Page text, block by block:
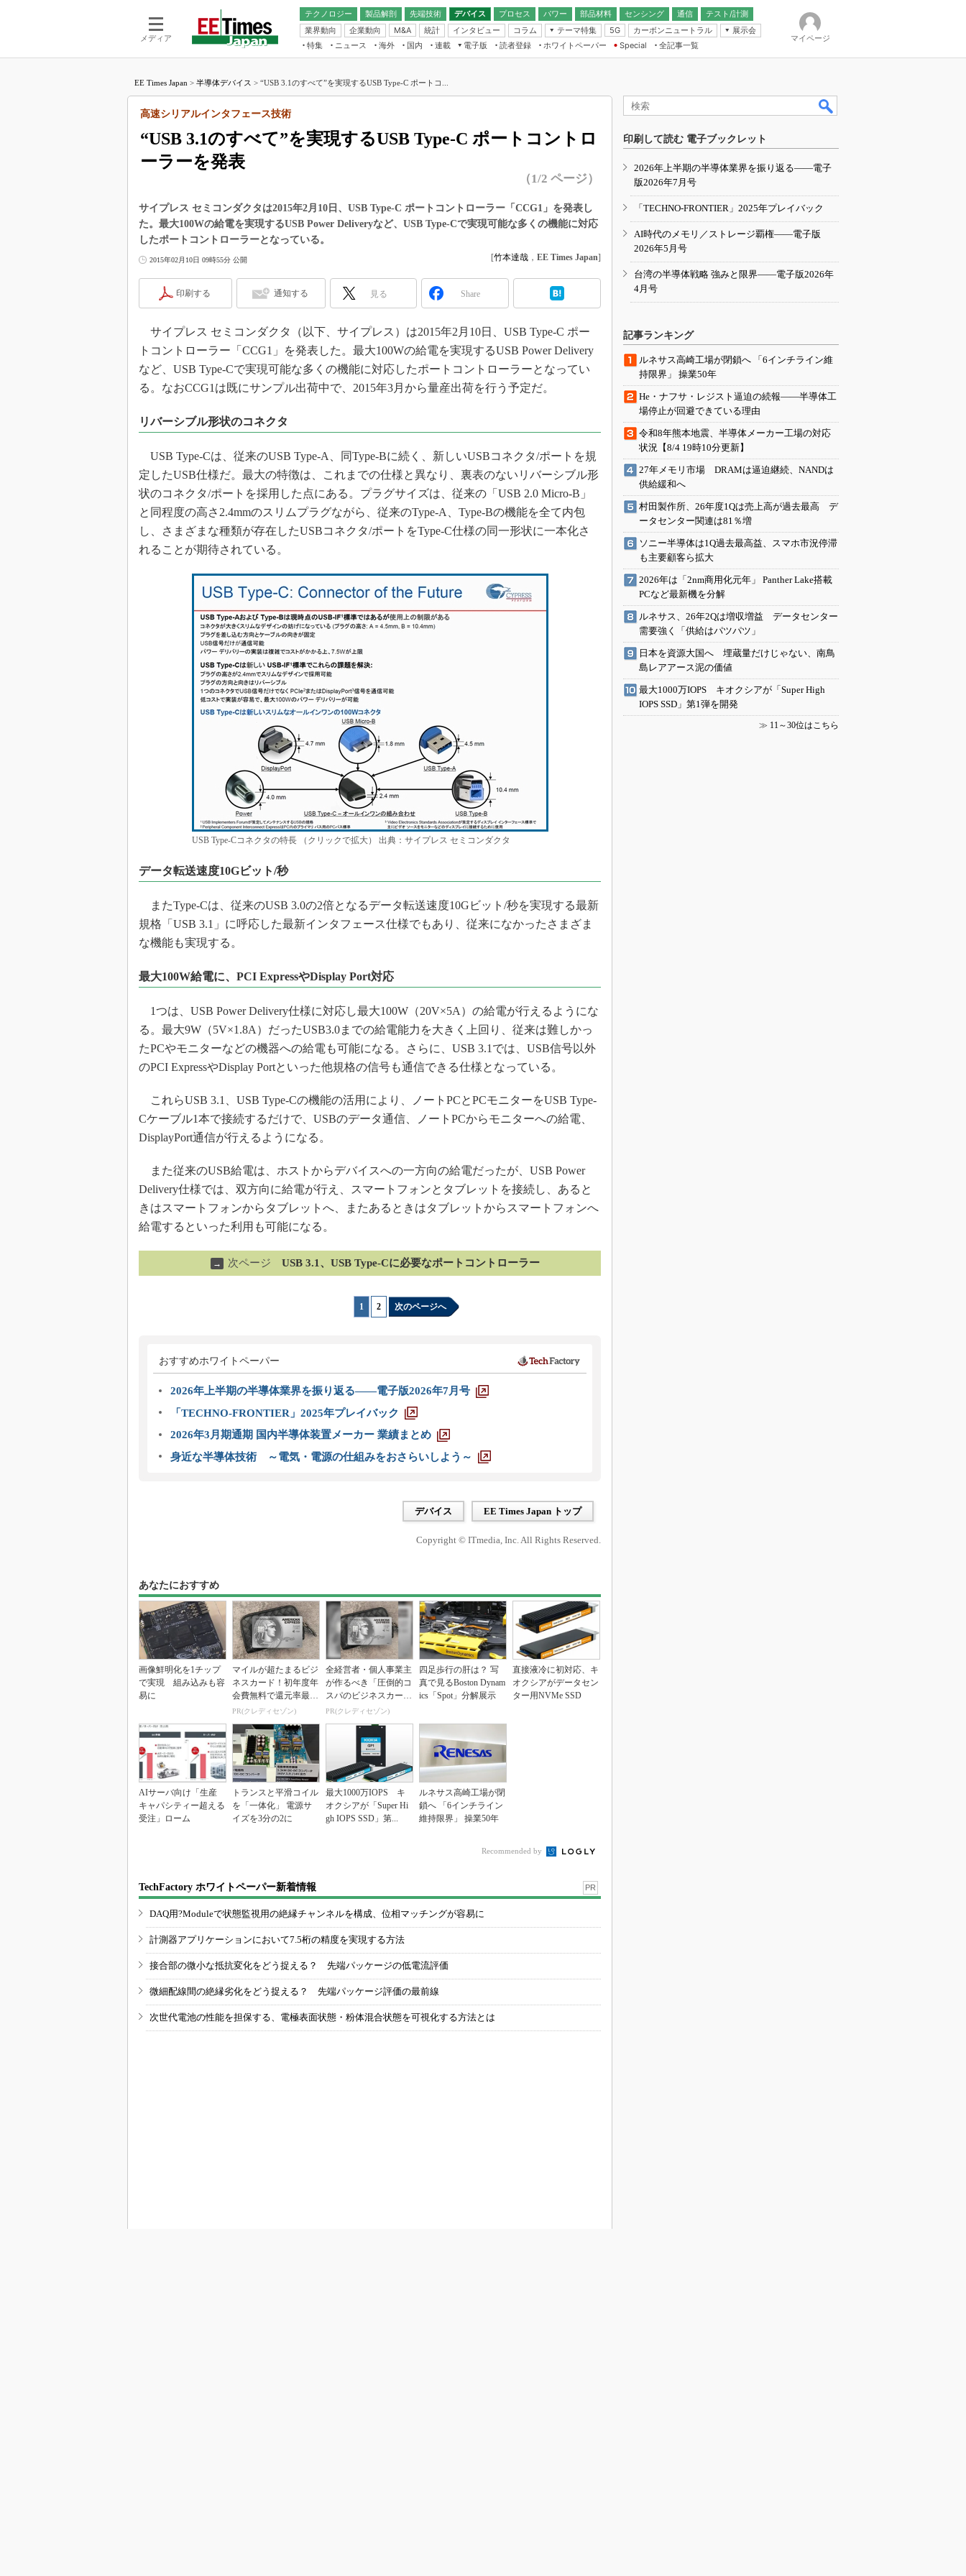
メディア
テクノロジー 製品解剖
先端技術
電池／エネルギー
デバイス
アナログ
マイコン
プロセス パワー 部品材料 センシング
通信
無線
テスト/計測
業界動向
企業動向 M&A 統計 インタビュー コラム
テーマ特集
フィジカルAI
読者調査（EE Times Research）
電源設計（EDN Japan）
エレクトロニクス入門（EDN
5G カーボンニュートラル
展示会
IoT・エッジコンピューティング
EXPO
TECHNO-FRONTIER
人とくるま展
特集 ニュース 海外 国内
連載
福田昭のデバイス通信
大山聡の業界スコープ
大原雄介のエレ・組み込みプレイバ
世界を「数字」で回してみよう
踊るバズワード ～Behind the
で起こること
製品分解で探るアジアの新トレンド
光伝送技術を知る
“異端児エンジニア”が仕掛けた社内
イノベーションは日本を救うのか
「英語に愛されないエンジニア」の
ための新行動論
電子版
電子ブックレット
読者登録 ホワイトペーパー
Special
全記事一覧
マイページ
EE Times Japan > 半導体デバイス > “USB 3.1のすべて”を実現するUSB Type-C ポートコ...
“USB 3.1のすべて”を実現するUSB Type-C ポートコントロ
ーラーを発表
高速シリアルインタフェース技術
（1/2 ページ）
サイプレス セミコンダクタは2015年2月10日、USB Type-C ポートコントローラー「CCG1」を発表し
た。最大100Wの給電を実現するUSB Power Deliveryなど、USB Type-Cで実現可能な多くの機能に対応
したポートコントローラーとなっている。
2015年02月10日 09時55分 公開 [竹本達哉 ， EE Times Japan]
印刷する 通知する 見る Share
サイプレス セミコンダクタ（以下、サイプレス）は2015年2月10日、USB Type-C ポー
トコントローラー「CCG1」を発表した。最大100Wの給電を実現するUSB Power Delivery
など、USB Type-Cで実現可能な多くの機能に対応したポートコントローラーとなってい
る。なおCCG1は既にサンプル出荷中で、2015年3月から量産出荷を行う予定だ。
リバーシブル形状のコネクタ
USB Type-Cは、従来のUSB Type-A、同Type-Bに続く、新しいUSBコネクタ/ポートを規
定したUSB仕様だ。最大の特徴は、これまでの仕様と異なり、裏表のないリバーシブル形
状のコネクタ/ポートを採用した点にある。プラグサイズは、従来の「USB 2.0 Micro-B」
と同程度の高さ2.4mmのスリムプラグながら、従来のType-A、Type-Bの機能を全て内包
し、さまざまな種類が存在したUSBコネクタ/ポートをType-C仕様の同一形状に一本化さ
れることが期待されている。
USB Type-Cコネクタの特長 （クリックで拡大） 出典：サイプレス セミコンダクタ
データ転送速度10Gビット/秒
またType-Cは、従来のUSB 3.0の2倍となるデータ転送速度10Gビット/秒を実現する最新
規格「USB 3.1」に呼応した最新インタフェース仕様でもあり、従来になかったさまざま
な機能も実現する。
最大100W給電に、PCI ExpressやDisplay Port対応
1つは、USB Power Delivery仕様に対応し最大100W（20V×5A）の給電が行えるようにな
る。最大9W（5V×1.8A）だったUSB3.0までの給電能力を大きく上回り、従来は難しかっ
たPCやモニターなどの機器への給電も可能になる。さらに、USB 3.1では、USB信号以外
のPCI ExpressやDisplay Portといった他規格の信号も通信できる仕様となっている。
これらUSB 3.1、USB Type-Cの機能の活用により、ノートPCとPCモニターをUSB Type-
Cケーブル1本で接続するだけで、USBのデータ通信、ノートPCからモニターへの給電、
DisplayPort通信が行えるようになる。
また従来のUSB給電は、ホストからデバイスへの一方向の給電だったが、USB Power
Delivery仕様では、双方向に給電が行え、スマートフォンとタブレットを接続し、あると
きはスマートフォンからタブレットへ、またあるときはタブレットからスマートフォンへ
給電するといった利用も可能になる。
→ 次ページ USB 3.1、USB Type-Cに必要なポートコントローラー
1 2 次のページへ
おすすめホワイトペーパー
2026年上半期の半導体業界を振り返る――電子版2026年7月号
「TECHNO-FRONTIER」2025年プレイバック
2026年3月期通期 国内半導体装置メーカー 業績まとめ
身近な半導体技術 ～電気・電源の仕組みをおさらいしよう～
デバイス EE Times Japan トップ
Copyright © ITmedia, Inc. All Rights Reserved.
あなたにおすすめ
画像鮮明化を1チップ
で実現 組み込みも容
易に
マイルが超たまるビジ
ネスカード！初年度年
会費無料で還元率最大
1.125%
PR(クレディセゾン)
全経営者・個人事業主
が作るべき「圧倒的コ
スパのビジネスカー
ド」
PR(クレディセゾン)
四足歩行の肝は？ 写
真で見るBoston Dynam
ics「Spot」分解展示
直接液冷に初対応、キ
オクシアがデータセン
ター用NVMe SSD
AIサーバ向け「生産
キャパシティー超える
受注」ローム
トランスと平滑コイル
を「一体化」 電源サ
イズを3分の2に
最大1000万IOPS キ
オクシアが「Super Hi
gh IOPS SSD」第...
ルネサス高崎工場が閉
鎖へ 「6インチライン
維持限界」 操業50年
Recommended by
TechFactory ホワイトペーパー新着情報 PR
DAQ用?Moduleで状態監視用の絶縁チャンネルを構成、位相マッチングが容易に
計測器アプリケーションにおいて7.5桁の精度を実現する方法
接合部の微小な抵抗変化をどう捉える？ 先端パッケージの低電流評価
微細配線間の絶縁劣化をどう捉える？ 先端パッケージ評価の最前線
次世代電池の性能を担保する、電極表面状態・粉体混合状態を可視化する方法とは
印刷して読む 電子ブックレット
2026年上半期の半導体業界を振り返る――電子
版2026年7月号
「TECHNO-FRONTIER」2025年プレイバック
AI時代のメモリ／ストレージ覇権――電子版
2026年5月号
台湾の半導体戦略 強みと限界――電子版2026年
4月号
記事ランキング
ルネサス高崎工場が閉鎖へ 「6インチライン維
持限界」 操業50年
He・ナフサ・レジスト逼迫の続報――半導体工
場停止が回避できている理由
令和8年熊本地震、半導体メーカー工場の対応
状況【8/4 19時10分更新】
27年メモリ市場 DRAMは逼迫継続、NANDは
供給緩和へ
村田製作所、26年度1Qは売上高が過去最高 デ
ータセンター関連は81％増
ソニー半導体は1Q過去最高益、スマホ市況停滞
も主要顧客ら拡大
2026年は「2nm商用化元年」 Panther Lake搭載
PCなど最新機を分解
ルネサス、26年2Qは増収増益 データセンター
需要強く「供給はパツパツ」
日本を資源大国へ 埋蔵量だけじゃない、南鳥
島レアアース泥の価値
最大1000万IOPS キオクシアが「Super High
IOPS SSD」第1弾を開発
≫ 11～30位はこちら